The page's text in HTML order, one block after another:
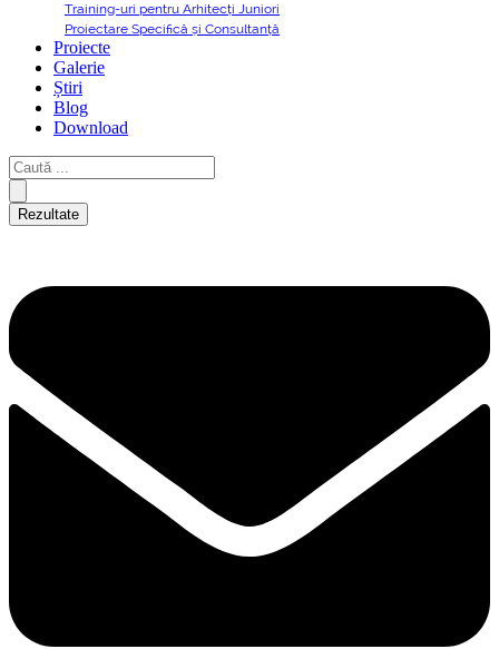
Training-uri pentru Arhitecți Juniori
Proiectare Specifică și Consultanță
Proiecte
Galerie
Știri
Blog
Download
Rezultate